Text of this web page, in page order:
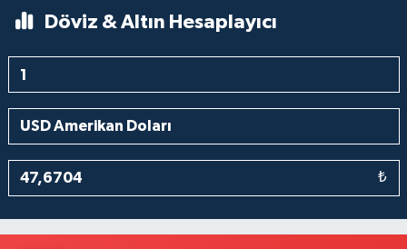
Döviz & Altın Hesaplayıcı
₺